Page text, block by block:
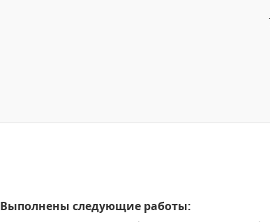
Выполнены следующие работы: